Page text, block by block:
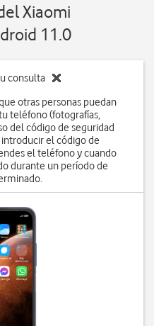
Xiaomi
11.0
consulta
otras personas puedan
teléfono (fotografías,
del código de seguridad
el código de
el teléfono y cuando
durante un período de